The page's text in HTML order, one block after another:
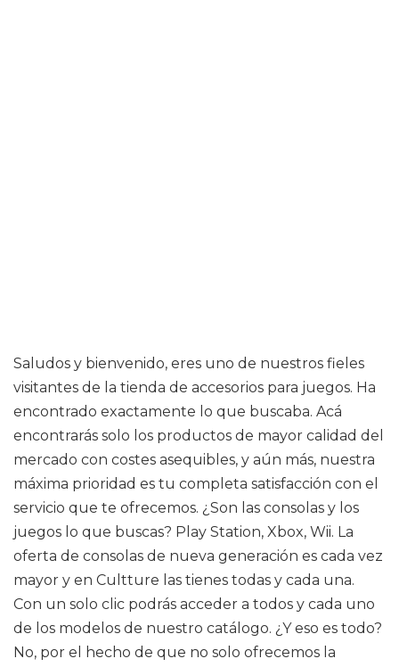
Saludos y bienvenido, eres uno de nuestros fieles
visitantes de la tienda de accesorios para juegos. Ha
encontrado exactamente lo que buscaba. Acá
encontrarás solo los productos de mayor calidad del
mercado con costes asequibles, y aún más, nuestra
máxima prioridad es tu completa satisfacción con el
servicio que te ofrecemos. ¿Son las consolas y los
juegos lo que buscas? Play Station, Xbox, Wii. La
oferta de consolas de nueva generación es cada vez
mayor y en Cultture las tienes todas y cada una.
Con un solo clic podrás acceder a todos y cada uno
de los modelos de nuestro catálogo. ¿Y eso es todo?
No, por el hecho de que no solo ofrecemos la